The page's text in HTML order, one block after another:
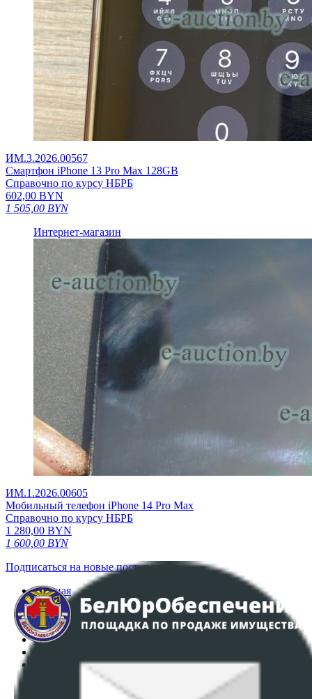
ИМ.3.2026.00567
Смартфон iPhone 13 Pro Max 128GB
Справочно по курсу НБРБ
602,00 BYN
1 505,00 BYN
Интернет-магазин
ИМ.1.2026.00605
Мобильный телефон iPhone 14 Pro Max
Справочно по курсу НБРБ
1 280,00 BYN
1 600,00 BYN
Подписаться на новые поступления
Главная
Аукционы
Интернет-магазин
Регламент организации и проведения торгов
Политика в отношении обработки персональных
ПОЛОЖЕНИЕ О ПОЛИТИКЕ ОБРАБОТКИ COOKIE-